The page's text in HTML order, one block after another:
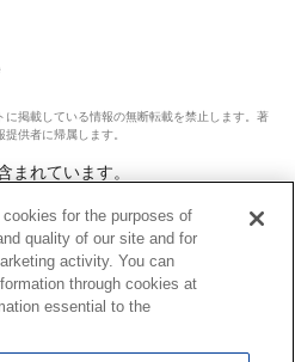
掲載している情報の無断転載を禁止します。著
供者に帰属します。
まれています。
for the purposes of
quality of our site and for
activity. You can
through cookies at
essential to the